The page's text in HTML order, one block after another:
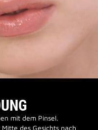
mit dem Pinsel.
des Gesichts nach